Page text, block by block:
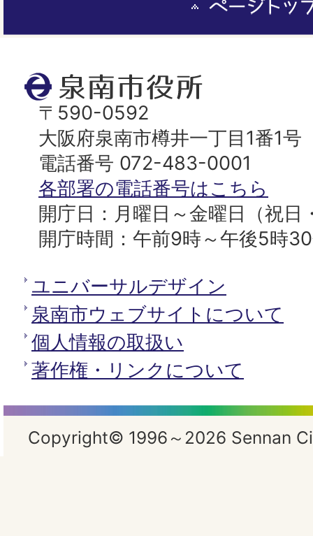
泉
南
市
役
所
〒590-0592
大阪府泉南市樽井一丁目1番1号
電話番号 072-483-0001
各部署の電話番号はこちら
開庁日：月曜日～金曜日（祝日
開庁時間：午前9時～午後5時
ユニバーサルデザイン
泉南市ウェブサイトについて
個人情報の取扱い
著作権・リンクについて
Copyright© 1996～2026 Sennan